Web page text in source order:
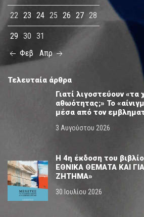
22 23 24 25 26 27 28
29 30 31
Φεβ
Απρ
Τελευταία άρθρα
Γιατί λιγοστεύουν «τα
αθωότητας;» Το
μέσα από τον
3 Αυγούστου 2026
Η 4η έκδοση του
ΕΘΝΙΚΑ ΘΕΜΑΤΑ ΚΑΙ
ΖΗΤΗΜΑ»
30 Ιουλίου 2026